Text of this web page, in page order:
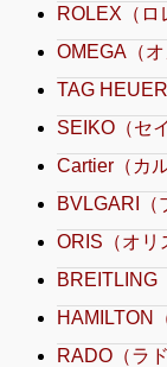
ROLEX（ロ
OMEGA（
TAG
SEIKO（セ
Cartier（カ
BVLGARI（
ORIS（オリ
BREITLING
HAMILTON
RADO（ラ